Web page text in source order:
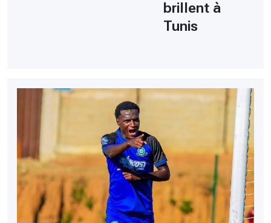
brillent à
Tunis